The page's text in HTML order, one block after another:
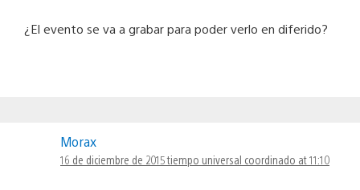
¿El evento se va a grabar para poder verlo en diferido?
Morax
16 de diciembre de 2015 tiempo universal coordinado at 11:10